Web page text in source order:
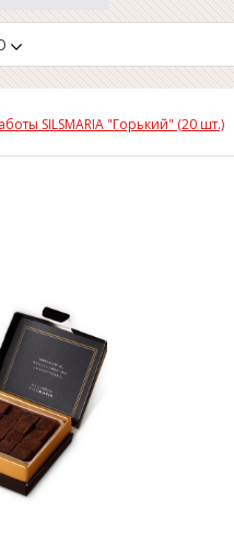
SILSMARIA "Горький" (20 шт.)